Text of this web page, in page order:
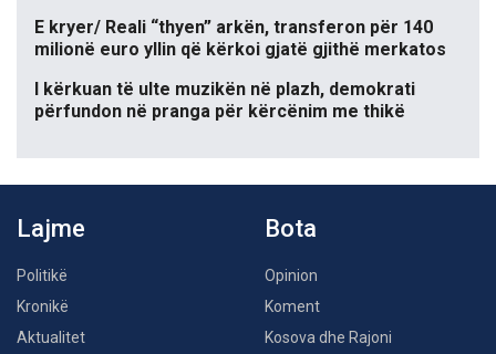
E kryer/ Reali “thyen” arkën, transferon për 140
milionë euro yllin që kërkoi gjatë gjithë merkatos
I kërkuan të ulte muzikën në plazh, demokrati
përfundon në pranga për kërcënim me thikë
Lajme
Politikë
Kronikë
Aktualitet
Bota
Opinion
Koment
Kosova dhe Rajoni